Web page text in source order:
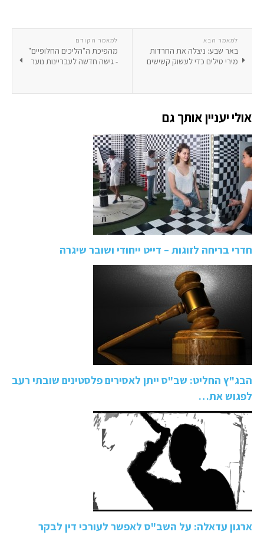
למאמר הקודם
מהפיכת ה"הליכים החלופיים"
- גישה חדשה לעבריינות נוער
למאמר הבא
באר שבע: ניצלה את החרדות
מירי טילים כדי לעשוק קשישים
אולי יעניין אותך גם
חדרי בריחה לזוגות – דייט ייחודי ושובר שיגרה
הבג"ץ החליט: שב"ס ייתן לאסירים פלסטינים שובתי רעב
לפגוש את…
ארגון עדאלה: על השב"ס לאפשר לעורכי דין לבקר